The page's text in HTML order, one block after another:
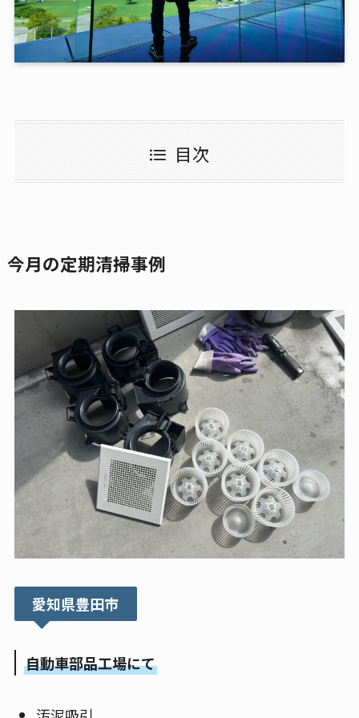
目次
今月の定期清掃事例
愛知県豊田市
自動車部品工場にて